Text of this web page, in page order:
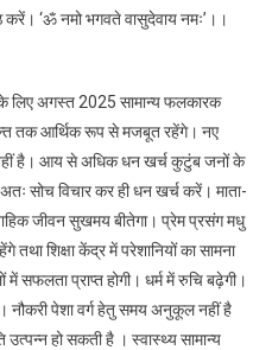
करें। ‘ॐ नमो भगवते वासुदेवाय नमः’।।
लिए अगस्त 2025 सामान्य फलकारक
तक आर्थिक रूप से मजबूत रहेंगे। नए
है। आय से अधिक धन खर्च कुटुंब जनों के
सोच विचार कर ही धन खर्च करें। माता-
जीवन सुखमय बीतेगा। प्रेम प्रसंग मधु
तथा शिक्षा केंद्र में परेशानियों का सामना
सफलता प्राप्त होगी। धर्म में रुचि बढ़ेगी।
नौकरी पेशा वर्ग हेतु समय अनुकूल नहीं है
उत्पन्न हो सकती है । स्वास्थ्य सामान्य